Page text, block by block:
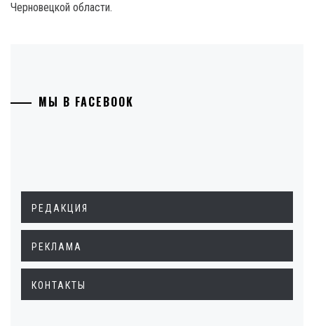
Черновецкой области.
МЫ В FACEBOOK
РЕДАКЦИЯ
РЕКЛАМА
КОНТАКТЫ